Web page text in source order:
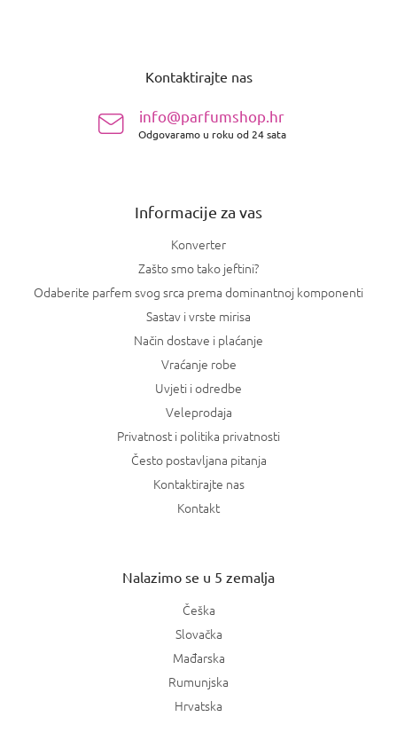
Kontaktirajte nas
info@parfumshop.hr
Odgovaramo u roku od 24 sata
Informacije za vas
Konverter
Zašto smo tako jeftini?
Odaberite parfem svog srca prema dominantnoj komponenti
Sastav i vrste mirisa
Način dostave i plaćanje
Vraćanje robe
Uvjeti i odredbe
Veleprodaja
Privatnost i politika privatnosti
Često postavljana pitanja
Kontaktirajte nas
Kontakt
Nalazimo se u 5 zemalja
Češka
Slovačka
Mađarska
Rumunjska
Hrvatska